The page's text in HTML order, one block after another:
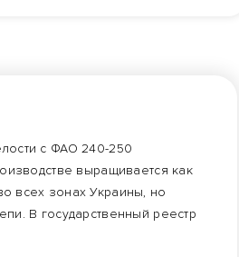
с ФАО 240-250
выращивается как
всех зонах Украины, но
В государственный реестр